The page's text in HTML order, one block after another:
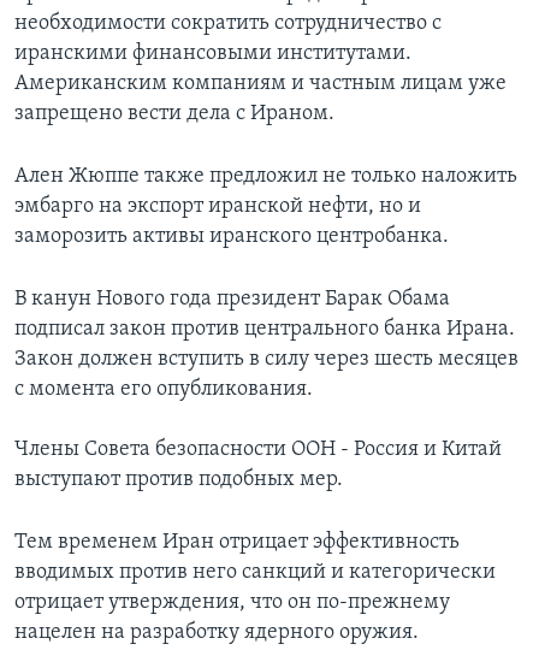
необходимости сократить сотрудничество с
иранскими финансовыми институтами.
Американским компаниям и частным лицам уже
запрещено вести дела с Ираном.
Ален Жюппе также предложил не только наложить
эмбарго на экспорт иранской нефти, но и
заморозить активы иранского центробанка.
В канун Нового года президент Барак Обама
подписал закон против центрального банка Ирана.
Закон должен вступить в силу через шесть месяцев
с момента его опубликования.
Члены Совета безопасности ООН - Россия и Китай
выступают против подобных мер.
Тем временем Иран отрицает эффективность
вводимых против него санкций и категорически
отрицает утверждения, что он по-прежнему
нацелен на разработку ядерного оружия.